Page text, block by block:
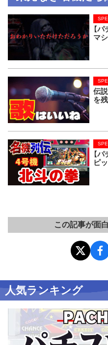
【
マ
伝
を
【
ピ
この記事が面
人気ランキング